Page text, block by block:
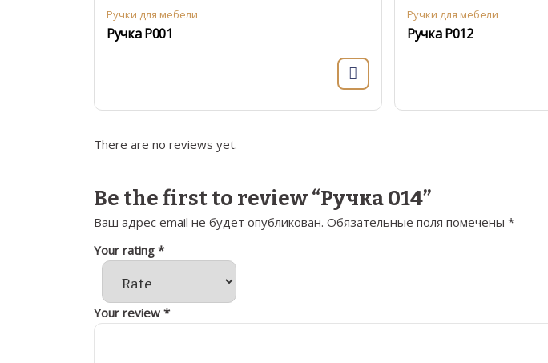
Ручки для мебели
Ручка Р001
Ручки для мебели
Ручка Р012
There are no reviews yet.
Be the first to review “Ручка 014”
Ваш адрес email не будет опубликован. Обязательные поля помечены *
Your rating *
Your review *